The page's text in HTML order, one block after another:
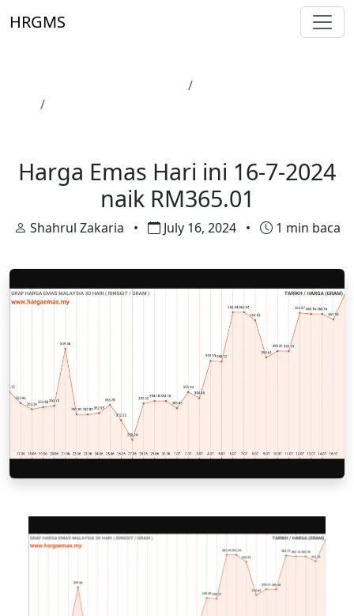
HRGMS
Harga Emas Hari ini 16-7-2024
naik RM365.01
Shahrul Zakaria • July 16, 2024 • 1 min baca